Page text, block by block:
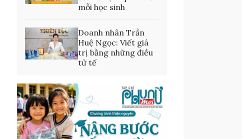
mỗi học sinh
Doanh nhân Trần
Huệ Ngọc: Viết giá
trị bằng những điều
tử tế